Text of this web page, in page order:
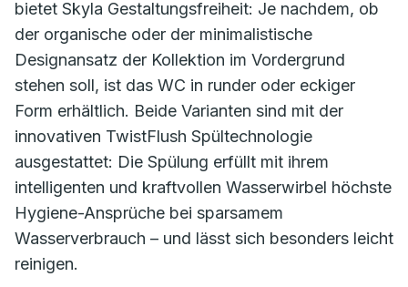
bietet Skyla Gestaltungsfreiheit: Je nachdem, ob
der organische oder der minimalistische
Designansatz der Kollektion im Vordergrund
stehen soll, ist das WC in runder oder eckiger
Form erhältlich. Beide Varianten sind mit der
innovativen TwistFlush Spültechnologie
ausgestattet: Die Spülung erfüllt mit ihrem
intelligenten und kraftvollen Wasserwirbel höchste
Hygiene-Ansprüche bei sparsamem
Wasserverbrauch – und lässt sich besonders leicht
reinigen.